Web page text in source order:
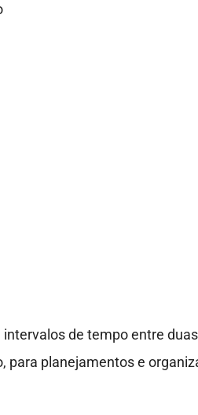
de tempo entre
para planejamentos e